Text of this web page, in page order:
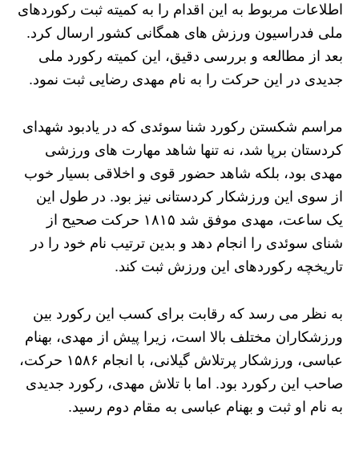
اطلاعات مربوط به این اقدام را به کمیته ثبت رکوردهای
ملی فدراسیون ورزش‌ های همگانی کشور ارسال کرد.
بعد از مطالعه و بررسی دقیق، این کمیته رکورد ملی
جدیدی در این حرکت را به نام مهدی رضایی ثبت نمود.
مراسم شکستن رکورد شنا سوئدی که در یادبود شهدای
کردستان برپا شد، نه تنها شاهد مهارت‌ های ورزشی
مهدی بود، بلکه شاهد حضور قوی و اخلاقی بسیار خوب
از سوی این ورزشکار کردستانی نیز بود. در طول این
یک ساعت، مهدی موفق شد ۱۸۱۵ حرکت صحیح از
شنای سوئدی را انجام دهد و بدین ترتیب نام خود را در
تاریخچه رکوردهای این ورزش ثبت کند.
به نظر می‌ رسد که رقابت برای کسب این رکورد بین
ورزشکاران مختلف بالا است، زیرا پیش از مهدی، بهنام
عباسی، ورزشکار پرتلاش گیلانی، با انجام ۱۵۸۶ حرکت،
صاحب این رکورد بود. اما با تلاش مهدی، رکورد جدیدی
به نام او ثبت و بهنام عباسی به مقام دوم رسید.